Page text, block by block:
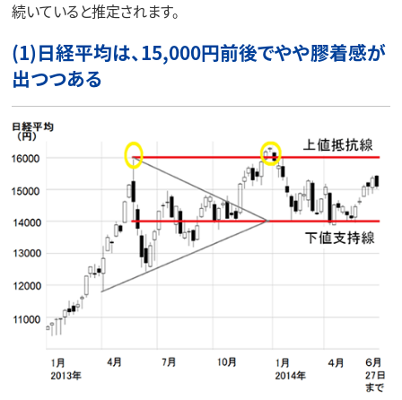
続いていると推定されます。
(1)日経平均は、15,000円前後でやや膠着感が
出つつある